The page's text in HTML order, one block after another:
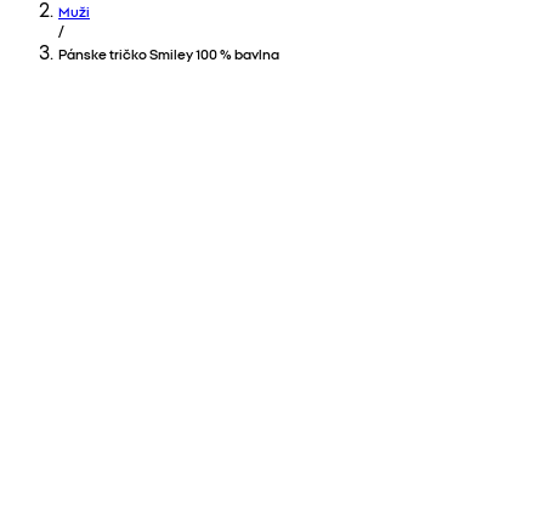
Muži
/
Pánske tričko Smiley 100 % bavlna